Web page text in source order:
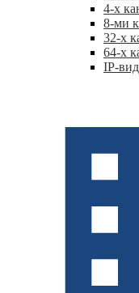
4-х
8-ми
32-х
64-х
IP-